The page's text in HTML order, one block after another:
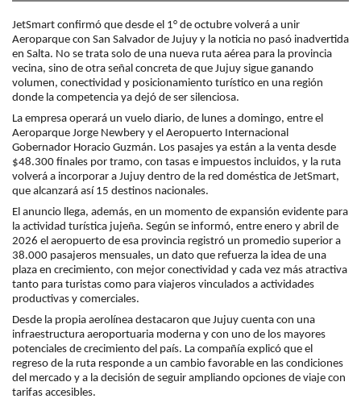
JetSmart confirmó que desde el 1° de octubre volverá a unir
Aeroparque con San Salvador de Jujuy y la noticia no pasó inadvertida
en Salta. No se trata solo de una nueva ruta aérea para la provincia
vecina, sino de otra señal concreta de que Jujuy sigue ganando
volumen, conectividad y posicionamiento turístico en una región
donde la competencia ya dejó de ser silenciosa.
La empresa operará un vuelo diario, de lunes a domingo, entre el
Aeroparque Jorge Newbery y el Aeropuerto Internacional
Gobernador Horacio Guzmán. Los pasajes ya están a la venta desde
$48.300 finales por tramo, con tasas e impuestos incluidos, y la ruta
volverá a incorporar a Jujuy dentro de la red doméstica de JetSmart,
que alcanzará así 15 destinos nacionales.
El anuncio llega, además, en un momento de expansión evidente para
la actividad turística jujeña. Según se informó, entre enero y abril de
2026 el aeropuerto de esa provincia registró un promedio superior a
38.000 pasajeros mensuales, un dato que refuerza la idea de una
plaza en crecimiento, con mejor conectividad y cada vez más atractiva
tanto para turistas como para viajeros vinculados a actividades
productivas y comerciales.
Desde la propia aerolínea destacaron que Jujuy cuenta con una
infraestructura aeroportuaria moderna y con uno de los mayores
potenciales de crecimiento del país. La compañía explicó que el
regreso de la ruta responde a un cambio favorable en las condiciones
del mercado y a la decisión de seguir ampliando opciones de viaje con
tarifas accesibles.